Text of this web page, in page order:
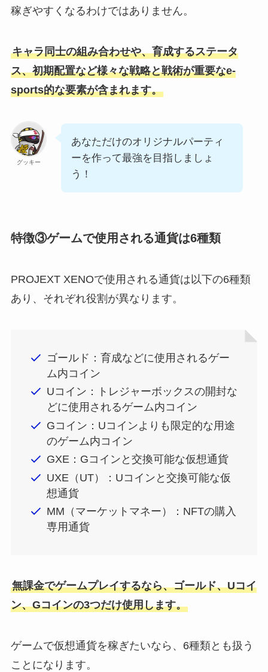
稼ぎやすくなるわけではありません。
キャラ同士の組み合わせや、育成するステータ
ス、初期配置など様々な戦略と戦術が重要なe-
sports的な要素が含まれます。
グッキー
あなただけのオリジナルパーティ
ーを作って最強を目指しましょ
う！
特徴③ゲームで使用される通貨は6種類
PROJEXT XENOで使用される通貨は以下の6種類
あり、それぞれ役割が異なります。
ゴールド：育成などに使用されるゲー
ム内コイン
Uコイン：トレジャーボックスの開封な
どに使用されるゲーム内コイン
Gコイン：Uコインよりも限定的な用途
のゲーム内コイン
GXE：Gコインと交換可能な仮想通貨
UXE（UT）：Uコインと交換可能な仮
想通貨
MM（マーケットマネー）：NFTの購入
専用通貨
無課金でゲームプレイするなら、ゴールド、Uコイ
ン、Gコインの3つだけ使用します。
ゲームで仮想通貨を稼ぎたいなら、6種類とも扱う
ことになります。